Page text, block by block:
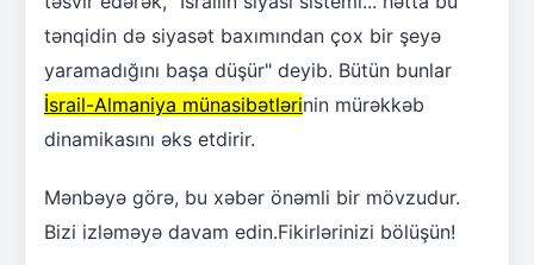
tənqidin də siyasət baxımından çox bir şeyə
yaramadığını başa düşür" deyib. Bütün bunlar
İsrail-Almaniya münasibətlərinin mürəkkəb
dinamikasını əks etdirir.
Mənbəyə görə, bu xəbər önəmli bir mövzudur.
Bizi izləməyə davam edin.Fikirlərinizi bölüşün!